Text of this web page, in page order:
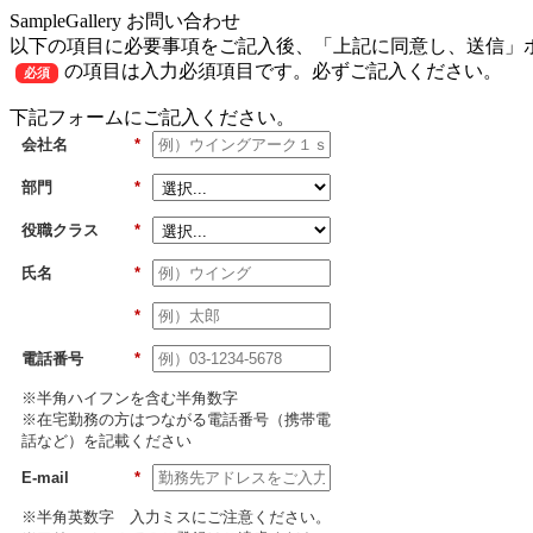
SampleGallery お問い合わせ
以下の項目に必要事項をご記入後、「上記に同意し、送信」
必須 の項目は入力必須項目です。必ずご記入ください。
下記フォームにご記入ください。
*
会社名
*
部門
*
役職クラス
*
氏名
*
*
電話番号
※半角ハイフンを含む半角数字
※在宅勤務の方はつながる電話番号（携帯電
話など）を記載ください
*
E-mail
※半角英数字 入力ミスにご注意ください。